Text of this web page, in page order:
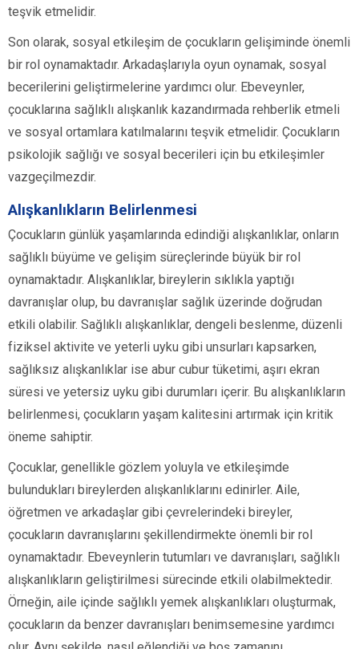
teşvik etmelidir.
Son olarak, sosyal etkileşim de çocukların gelişiminde önemli
bir rol oynamaktadır. Arkadaşlarıyla oyun oynamak, sosyal
becerilerini geliştirmelerine yardımcı olur. Ebeveynler,
çocuklarına sağlıklı alışkanlık kazandırmada rehberlik etmeli
ve sosyal ortamlara katılmalarını teşvik etmelidir. Çocukların
psikolojik sağlığı ve sosyal becerileri için bu etkileşimler
vazgeçilmezdir.
Alışkanlıkların Belirlenmesi
Çocukların günlük yaşamlarında edindiği alışkanlıklar, onların
sağlıklı büyüme ve gelişim süreçlerinde büyük bir rol
oynamaktadır. Alışkanlıklar, bireylerin sıklıkla yaptığı
davranışlar olup, bu davranışlar sağlık üzerinde doğrudan
etkili olabilir. Sağlıklı alışkanlıklar, dengeli beslenme, düzenli
fiziksel aktivite ve yeterli uyku gibi unsurları kapsarken,
sağlıksız alışkanlıklar ise abur cubur tüketimi, aşırı ekran
süresi ve yetersiz uyku gibi durumları içerir. Bu alışkanlıkların
belirlenmesi, çocukların yaşam kalitesini artırmak için kritik
öneme sahiptir.
Çocuklar, genellikle gözlem yoluyla ve etkileşimde
bulundukları bireylerden alışkanlıklarını edinirler. Aile,
öğretmen ve arkadaşlar gibi çevrelerindeki bireyler,
çocukların davranışlarını şekillendirmekte önemli bir rol
oynamaktadır. Ebeveynlerin tutumları ve davranışları, sağlıklı
alışkanlıkların geliştirilmesi sürecinde etkili olabilmektedir.
Örneğin, aile içinde sağlıklı yemek alışkanlıkları oluşturmak,
çocukların da benzer davranışları benimsemesine yardımcı